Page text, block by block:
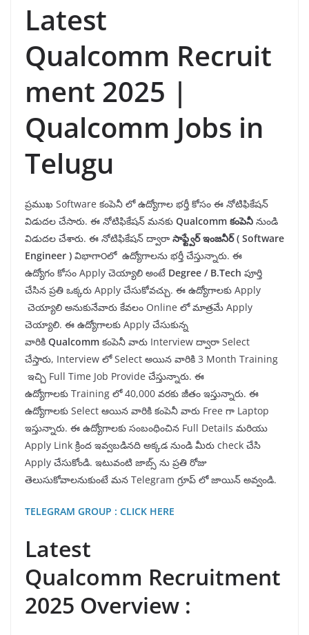
Latest
Qualcomm Recruit
ment 2025 |
Qualcomm Jobs in
Telugu
ప్రముఖ Software కంపెనీ లో ఉద్యోగాల భర్తీ కోసం ఈ నోటిఫికేషన్
విడుదల చేసారు. ఈ నోటిఫికేషన్ మనకు Qualcomm కంపెనీ నుండి
విడుదల చేశారు. ఈ నోటిఫికేషన్ ద్వారా సాఫ్ట్వేర్ ఇంజనీర్ ( Software
Engineer ) విభాగా౦లో ఉద్యోగాలను భర్తీ చేస్తున్నారు. ఈ
ఉద్యోగం కోసం Apply చెయ్యాలి అంటే Degree / B.Tech పూర్తి
చేసిన ప్రతి ఒక్కరు Apply చేసుకోవచ్చు. ఈ ఉద్యోగాలకు Apply
చెయ్యాలి అనుకునేవారు కేవలం Online లో మాత్రమే Apply
చెయ్యాలి. ఈ ఉద్యోగాలకు Apply చేసుకున్న
వారికి Qualcomm కంపెనీ వారు Interview ద్వారా Select
చేస్తారు, Interview లో Select అయిన వారికి 3 Month Training
ఇచ్చి Full Time Job Provide చేస్తున్నారు. ఈ
ఉద్యోగాలకు Training లో 40,000 వరకు జీతం ఇస్తున్నారు. ఈ
ఉద్యోగాలకు Select ఆయిన వారికి కంపెనీ వారు Free గా Laptop
ఇస్తున్నారు. ఈ ఉద్యోగాలకు సంబంధించిన Full Details మరియు
Apply Link క్రింద ఇవ్వబడినది అక్కడ నుండి మీరు check చేసి
Apply చేసుకోండి. ఇటువంటి జాబ్స్ ను ప్రతి రోజు
తెలుసుకోవాలనుకుంటే మన Telegram గ్రూప్ లో జాయిన్ అవ్వండి.
TELEGRAM GROUP : CLICK HERE
Latest
Qualcomm Recruitment
2025 Overview :